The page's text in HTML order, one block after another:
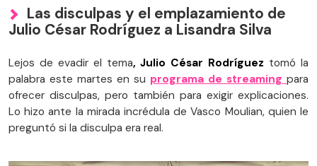
Las disculpas y el emplazamiento de
Julio César Rodríguez a Lisandra Silva
Lejos de evadir el tema, Julio César Rodríguez tomó la
palabra este martes en su programa de streaming para
ofrecer disculpas, pero también para exigir explicaciones.
Lo hizo ante la mirada incrédula de Vasco Moulian, quien le
preguntó si la disculpa era real.